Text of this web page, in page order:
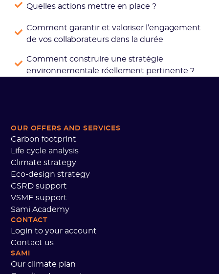
Quelles actions mettre en place ?
Comment garantir et valoriser l’engagement
de vos collaborateurs dans la durée
Comment construire une stratégie
environnementale réellement pertinente ?
OUR OFFERS AND SERVICES
Carbon footprint
Life cycle analysis
Climate strategy
Eco-design strategy
CSRD support
VSME support
Sami Academy
CONTACT
Login to your account
Contact us
SAMI
Our climate plan